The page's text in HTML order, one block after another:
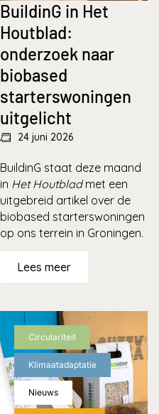
BuildinG in Het
Houtblad:
onderzoek naar
biobased
starterswoningen
uitgelicht
24 juni 2026
BuildinG staat deze maand
in Het Houtbladmet een
uitgebreid artikel over de
biobased starterswoningen
op ons terrein in Groningen.
Lees meer
Circulariteit
Klimaatadaptatie
Nieuws